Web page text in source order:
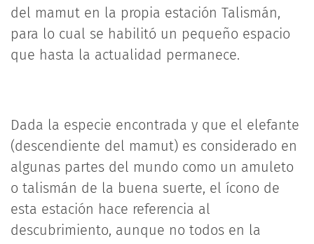
del mamut en la propia estación Talismán,
para lo cual se habilitó un pequeño espacio
que hasta la actualidad permanece.
Dada la especie encontrada y que el elefante
(descendiente del mamut) es considerado en
algunas partes del mundo como un amuleto
o talismán de la buena suerte, el ícono de
esta estación hace referencia al
descubrimiento, aunque no todos en la